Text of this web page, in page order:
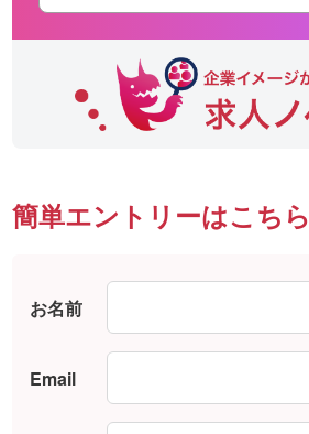
簡単エントリーはこちら
お名前
Email